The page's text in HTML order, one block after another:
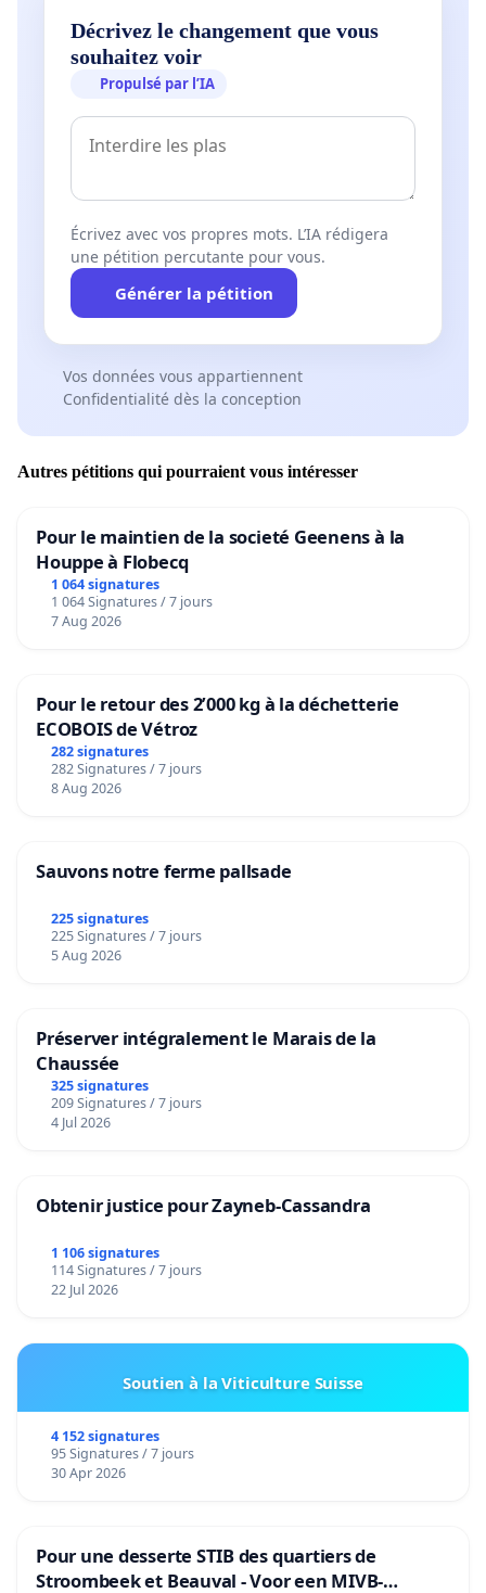
Décrivez le changement que vous
souhaitez voir
Propulsé par l’IA
Écrivez avec vos propres mots. L’IA rédigera
une pétition percutante pour vous.
Générer la pétition
Vos données vous appartiennent
Confidentialité dès la conception
Autres pétitions qui pourraient vous intéresser
Pour le maintien de la societé Geenens à la
Houppe à Flobecq
1 064 signatures
1 064 Signatures / 7 jours
7 Aug 2026
Pour le retour des 2’000 kg à la déchetterie
ECOBOIS de Vétroz
282 signatures
282 Signatures / 7 jours
8 Aug 2026
Sauvons notre ferme pallsade
225 signatures
225 Signatures / 7 jours
5 Aug 2026
Préserver intégralement le Marais de la
Chaussée
325 signatures
209 Signatures / 7 jours
4 Jul 2026
Obtenir justice pour Zayneb-Cassandra
1 106 signatures
114 Signatures / 7 jours
22 Jul 2026
Soutien à la Viticulture Suisse
4 152 signatures
95 Signatures / 7 jours
30 Apr 2026
Pour une desserte STIB des quartiers de
Stroombeek et Beauval - Voor een MIVB-